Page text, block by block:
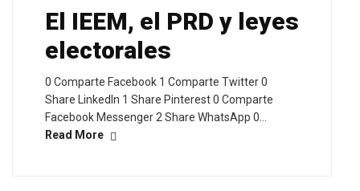
El IEEM, el PRD y leyes
electorales
0 Comparte Facebook 1 Comparte Twitter 0
Share LinkedIn 1 Share Pinterest 0 Comparte
Facebook Messenger 2 Share WhatsApp 0…
Read More